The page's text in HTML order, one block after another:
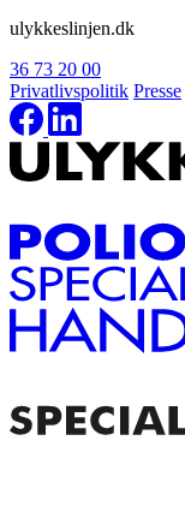
ulykkeslinjen.dk
36 73 20 00
Privatlivspolitik Presse